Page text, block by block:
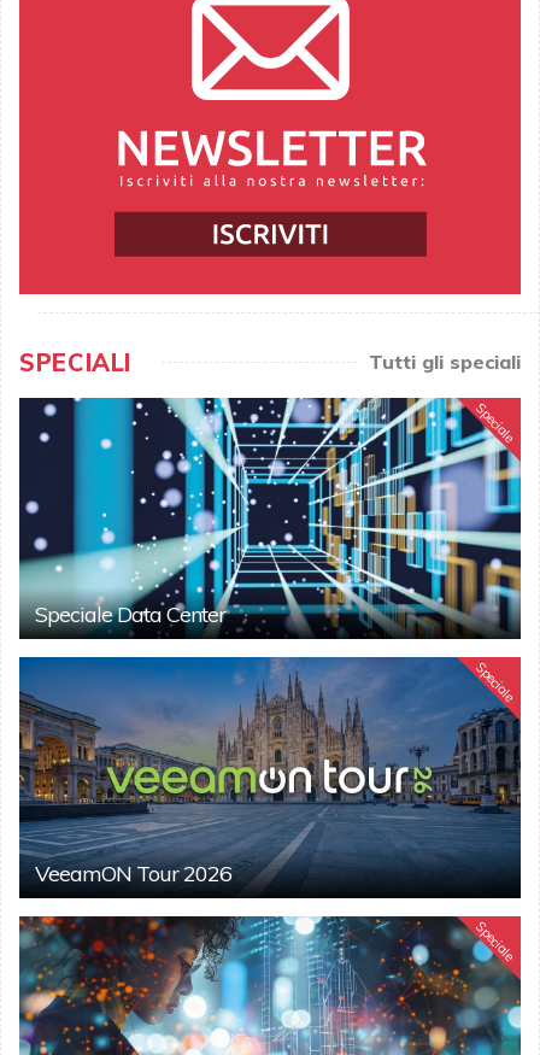
SPECIALI Tutti gli speciali
Speciale
Speciale Data Center
Speciale
VeeamON Tour 2026
Speciale